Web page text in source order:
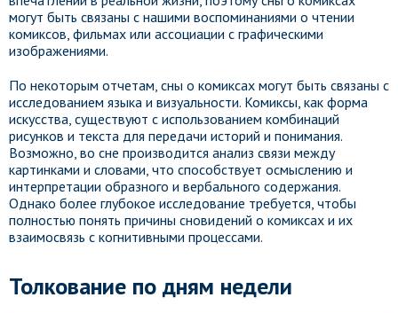
могут быть связаны с нашими воспоминаниями о чтении
комиксов, фильмах или ассоциации с графическими
изображениями.
По некоторым отчетам, сны о комиксах могут быть связаны с
исследованием языка и визуальности. Комиксы, как форма
искусства, существуют с использованием комбинаций
рисунков и текста для передачи историй и понимания.
Возможно, во сне производится анализ связи между
картинками и словами, что способствует осмыслению и
интерпретации образного и вербального содержания.
Однако более глубокое исследование требуется, чтобы
полностью понять причины сновидений о комиксах и их
взаимосвязь с когнитивными процессами.
Толкование по дням недели